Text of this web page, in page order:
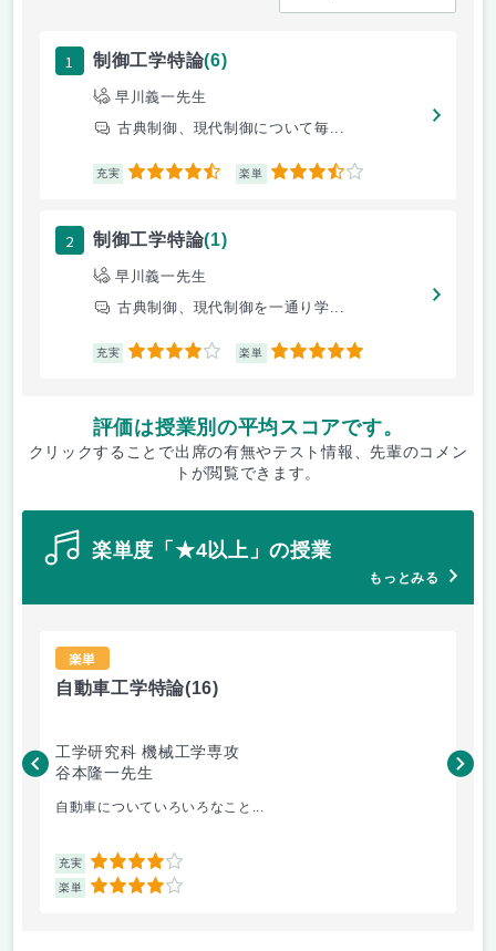
1 制御工学特論(6)
早川義一先生
古典制御、現代制御について毎...
充実 4.5 楽単 3.5
2 制御工学特論(1)
早川義一先生
古典制御、現代制御を一通り学...
充実 4 楽単 5
評価は授業別の平均スコアです。
クリックすることで出席の有無やテスト情報、先輩のコメン
トが閲覧できます。
楽単度「★4以上」の授業
もっとみる
楽単
自動車工学特論(16)
工学研究科 機械工学専攻
谷本隆一先生
自動車についていろいろなこと...
充実 4
楽単 4
松